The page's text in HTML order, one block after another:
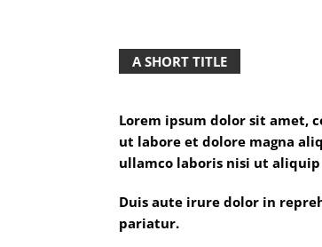
A SHORT TITLE
Lorem ipsum dolor sit amet,
ut labore et dolore magna
ullamco laboris nisi ut aliquip
Duis aute irure dolor in
pariatur.